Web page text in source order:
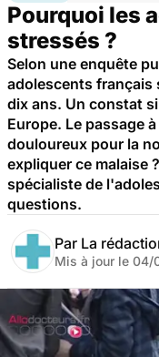
Pourquoi les
stressés ?
Selon une enquête
adolescents français
dix ans. Un constat
Europe. Le passage
douloureux pour la
expliquer ce malaise
spécialiste de
questions.
Par La
Mis à jour le 04/